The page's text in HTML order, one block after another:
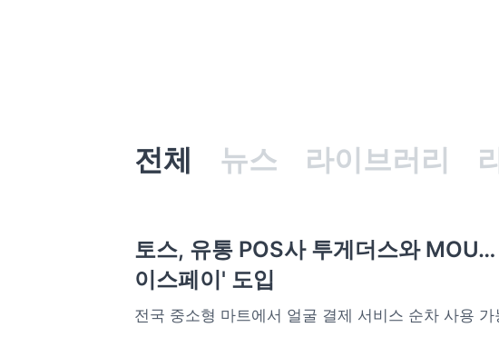
전체 뉴스 라이브러리
토스, 유통 POS사 투게더스와
이스페이' 도입
전국 중소형 마트에서 얼굴 결제 서비스 순차 사용 가